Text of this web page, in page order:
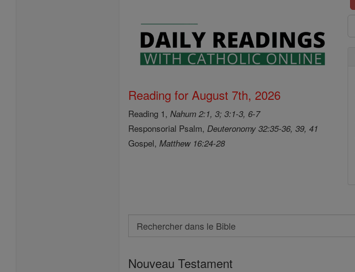
Reading for August 7th, 2026
Reading 1,Nahum 2:1, 3; 3:1-3, 6-7
Responsorial Psalm, Deuteronomy 32:35-36, 39, 41
Gospel,Matthew 16:24-28
Search
Rechercher
le
Nouveau Testament